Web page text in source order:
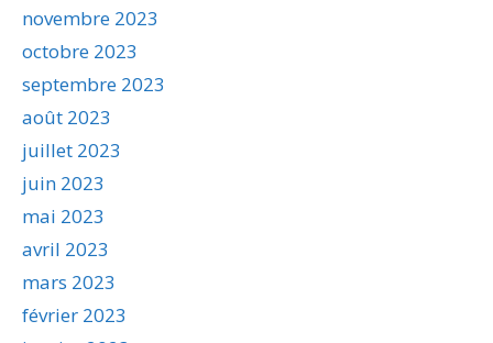
novembre 2023
octobre 2023
septembre 2023
août 2023
juillet 2023
juin 2023
mai 2023
avril 2023
mars 2023
février 2023